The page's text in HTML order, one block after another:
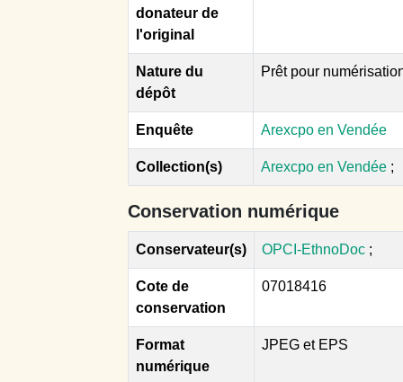
donateur de
l'original
Nature du
dépôt
Prêt pour
Enquête Arexcpo en Vendée
Collection(s) Arexcpo en Vendée ;
Conservation numérique
Conservateur(s) OPCI-EthnoDoc ;
Cote de
conservation
07018416
Format
numérique
JPEG et EPS